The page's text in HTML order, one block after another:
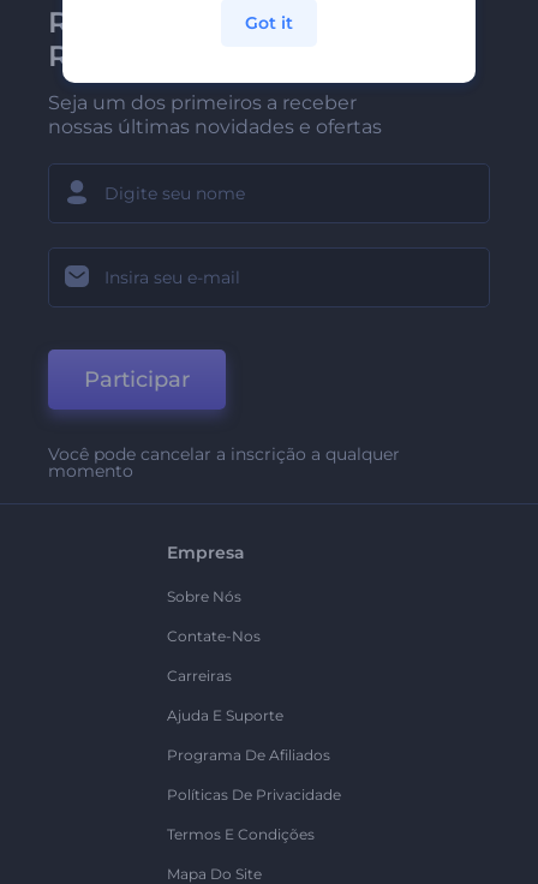
Receba a newsletter da
Renderforest
Seja um dos primeiros a receber
nossas últimas novidades e ofertas
Participar
Você pode cancelar a inscrição a qualquer
momento
Empresa
Sobre Nós
Contate-Nos
Carreiras
Ajuda E Suporte
Programa De Afiliados
Políticas De Privacidade
Termos E Condições
Mapa Do Site
Got it